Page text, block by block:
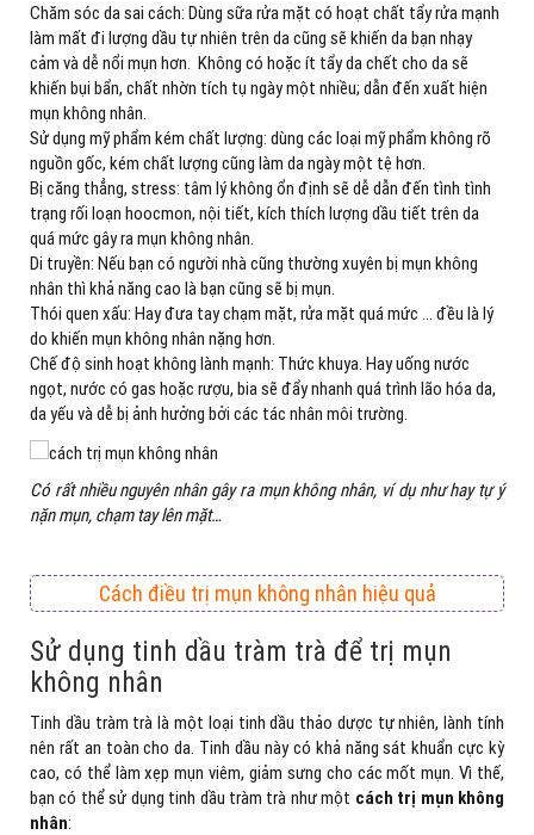
Chăm sóc da sai cách: Dùng sữa rửa mặt có hoạt chất tẩy rửa mạnh
làm mất đi lượng dầu tự nhiên trên da cũng sẽ khiến da bạn nhạy
cảm và dễ nổi mụn hơn. Không có hoặc ít tẩy da chết cho da sẽ
khiến bụi bẩn, chất nhờn tích tụ ngày một nhiều; dẫn đến xuất hiện
mụn không nhân.
Sử dụng mỹ phẩm kém chất lượng: dùng các loại mỹ phẩm không rõ
nguồn gốc, kém chất lượng cũng làm da ngày một tệ hơn.
Bị căng thẳng, stress: tâm lý không ổn định sẽ dễ dẫn đến tình tình
trạng rối loạn hoocmon, nội tiết, kích thích lượng dầu tiết trên da
quá mức gây ra mụn không nhân.
Di truyền: Nếu bạn có người nhà cũng thường xuyên bị mụn không
nhân thì khả năng cao là bạn cũng sẽ bị mụn.
Thói quen xấu: Hay đưa tay chạm mặt, rửa mặt quá mức … đều là lý
do khiến mụn không nhân nặng hơn.
Chế độ sinh hoạt không lành mạnh: Thức khuya. Hay uống nước
ngọt, nước có gas hoặc rượu, bia sẽ đẩy nhanh quá trình lão hóa da,
da yếu và dễ bị ảnh hưởng bởi các tác nhân môi trường.
Có rất nhiều nguyên nhân gây ra mụn không nhân, ví dụ như hay tự ý
nặn mụn, chạm tay lên mặt…
Cách điều trị mụn không nhân hiệu quả
Sử dụng tinh dầu tràm trà để trị mụn
không nhân
Tinh dầu tràm trà là một loại tinh dầu thảo dược tự nhiên, lành tính
nên rất an toàn cho da. Tinh dầu này có khả năng sát khuẩn cực kỳ
cao, có thể làm xẹp mụn viêm, giảm sưng cho các mốt mụn. Vì thế,
bạn có thể sử dụng tinh dầu tràm trà như một cách trị mụn không
nhân: